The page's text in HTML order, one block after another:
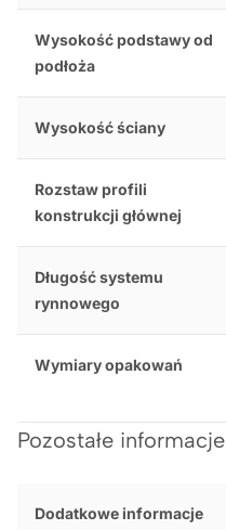
Wysokość podstawy od
podłoża
Wysokość ściany
Rozstaw profili
konstrukcji głównej
Długość systemu
rynnowego
Wymiary opakowań
Pozostałe informacje
Dodatkowe informacje